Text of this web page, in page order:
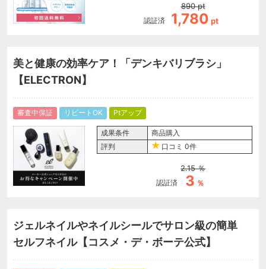
認証済
890 pt
1,780 pt
美と健康の効率ケア！「デンキバリブラシ」
【ELECTRON】
審査中保証 リピートOK Ptアップ
成果条件
商品購入
評判
口コミ 0件
認証済
2.15 ％
3 ％
ジェルネイルやネイルシールでサロン級の簡単
セルフネイル【コスメ・デ・ボーテ公式】